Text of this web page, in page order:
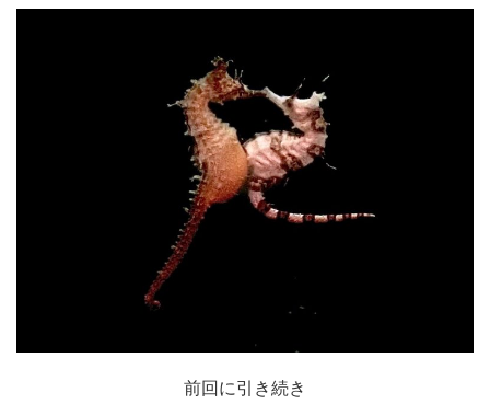
前回に引き続き